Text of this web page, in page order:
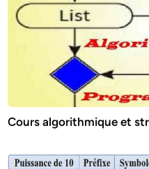
Cours algorithmique et